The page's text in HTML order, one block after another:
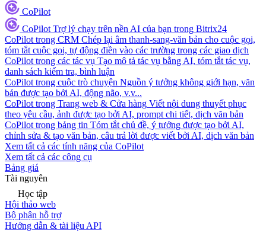
CoPilot
CoPilot Trợ lý chạy trên nền AI của bạn trong Bitrix24
CoPilot trong CRM Chép lại âm thanh-sang-văn bản cho cuộc gọi,
tóm tắt cuộc gọi, tự động điền vào các trường trong các giao dịch
CoPilot trong các tác vụ Tạo mô tả tác vụ bằng AI, tóm tắt tác vụ,
danh sách kiểm tra, bình luận
CoPilot trong cuộc trò chuyện Nguồn ý tưởng không giới hạn, văn
bản được tạo bởi AI, động não, v.v...
CoPilot trong Trang web & Cửa hàng Viết nội dung thuyết phục
theo yêu cầu, ảnh được tạo bởi AI, prompt chi tiết, dịch văn bản
CoPilot trong bảng tin Tóm tắt chủ đề, ý tưởng được tạo bởi AI,
chỉnh sửa & tạo văn bản, câu trả lời được viết bởi AI, dịch văn bản
Xem tất cả các tính năng của CoPilot
Xem tất cả các công cụ
Bảng giá
Tài nguyên
Học tập
Hội thảo web
Bộ phận hỗ trợ
Hướng dẫn & tài liệu API